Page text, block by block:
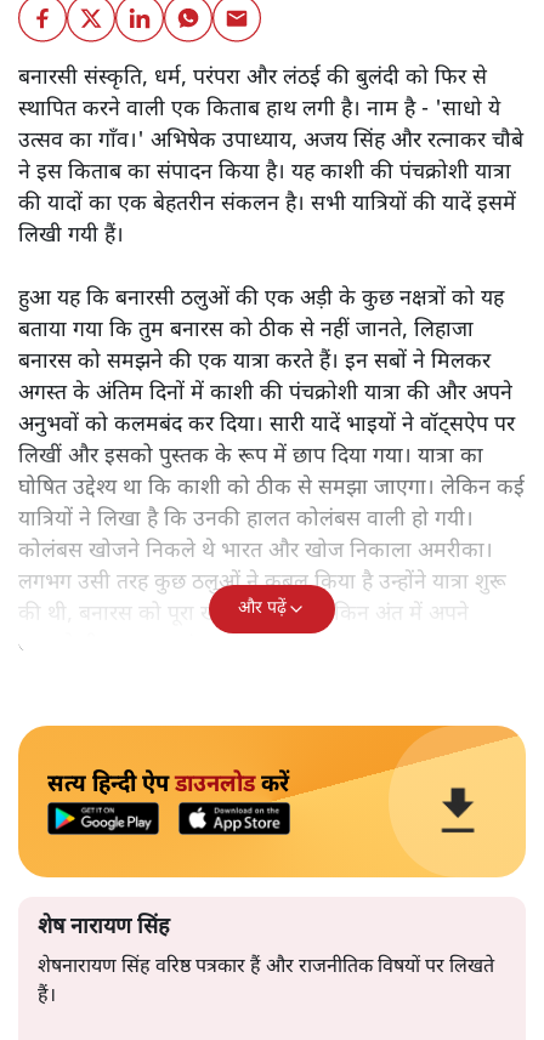
बनारसी संस्कृति, धर्म, परंपरा और लंठई की बुलंदी को फिर से
स्थापित करने वाली एक किताब हाथ लगी है। नाम है - 'साधो ये
उत्सव का गाँव।' अभिषेक उपाध्याय, अजय सिंह और रत्नाकर चौबे
ने इस किताब का संपादन किया है। यह काशी की पंचक्रोशी यात्रा
की यादों का एक बेहतरीन संकलन है। सभी यात्रियों की यादें इसमें
लिखी गयी हैं।
हुआ यह कि बनारसी ठलुओं की एक अड़ी के कुछ नक्षत्रों को यह
बताया गया कि तुम बनारस को ठीक से नहीं जानते, लिहाजा
बनारस को समझने की एक यात्रा करते हैं। इन सबों ने मिलकर
अगस्त के अंतिम दिनों में काशी की पंचक्रोशी यात्रा की और अपने
अनुभवों को कलमबंद कर दिया। सारी यादें भाइयों ने वॉट्सऐप पर
लिखीं और इसको पुस्तक के रूप में छाप दिया गया। यात्रा का
घोषित उद्देश्य था कि काशी को ठीक से समझा जाएगा। लेकिन कई
यात्रियों ने लिखा है कि उनकी हालत कोलंबस वाली हो गयी।
कोलंबस खोजने निकले थे भारत और खोज निकाला अमरीका।
लगभग उसी तरह कुछ ठलुओं ने कुबूल किया है उन्होंने यात्रा शुरू
की थी, बनारस को पूरा खोजने के लिए लेकिन अंत में अपने
आपको ही समझकर संतुष्ट हो गए।
और पढ़ें
सत्य हिन्दी ऐपडाउनलोडकरें
शेष नारायण सिंह
शेषनारायण सिंह वरिष्ठ पत्रकार हैं और राजनीतिक विषयों पर लिखते
हैं।